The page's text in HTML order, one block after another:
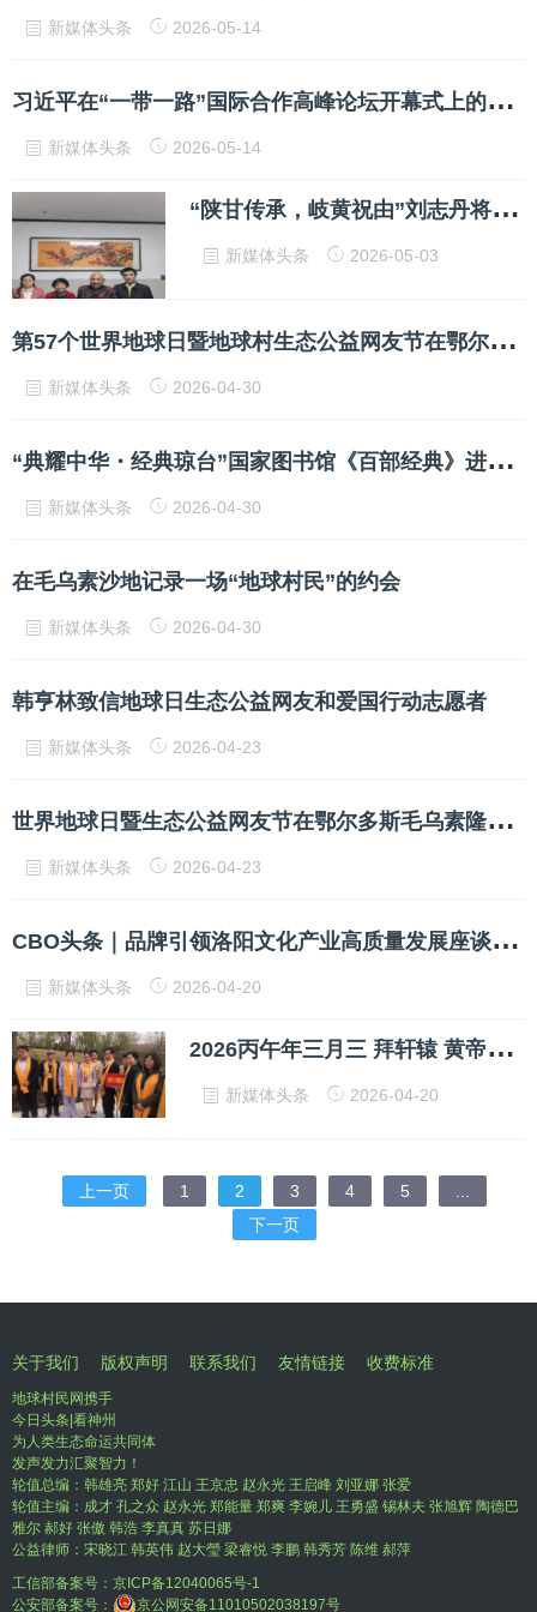
新媒体头条 2026-05-14
习
近平在“一带一路”国际合作高峰论坛开幕式上的演讲
新媒体头条 2026-05-14
“
陕甘传承，岐黄祝由”刘志丹将军外孙女刘凤珍助力李雄老师祝由医术传承
新媒体头条 2026-05-03
第
57个世界地球日暨地球村生态公益网友节在鄂尔多斯举行
新媒体头条 2026-04-30
“
典耀中华・经典琼台”国家图书馆《百部经典》进校园系列活动在我校举办
新媒体头条 2026-04-30
在毛乌素沙地记录一场“地球村民”的约会
新媒体头条 2026-04-30
韩亨林致信地球日生态公益网友和爱国行动志愿者
新媒体头条 2026-04-23
世
界地球日暨生态公益网友节在鄂尔多斯毛乌素隆重举行
新媒体头条 2026-04-23
C
BO头条｜品牌引领洛阳文化产业高质量发展座谈会成功举行
新媒体头条 2026-04-20
2
026丙午年三月三 拜轩辕 黄帝故里拜祖大典在河南新郑举办「刘凤珍博士受邀出席拜祖大典」
新媒体头条 2026-04-20
上一页 1 2 3 4 5
下一页
关于我们 版权声明 联系我们 友情链接 收费标准
地球村民网携手
今日头条|看神州
为人类生态命运共同体
发声发力汇聚智力！
轮值总编：韩雄亮 郑好 江山 王京忠 赵永光 王启峰 刘亚娜 张爱
轮值主编：成才 孔之众 赵永光 郑能量 郑爽 李婉儿 王勇盛 锡林夫 张旭辉 陶德巴
雅尔 郝好 张傲 韩浩 李真真 苏日娜
公益律师：宋晓江 韩英伟 赵大瑩 梁睿悦 李鹏 韩秀芳 陈维 郝萍
工信部备案号： 京ICP备12040065号-1
公安部备案号：
京公网安备11010502038197号